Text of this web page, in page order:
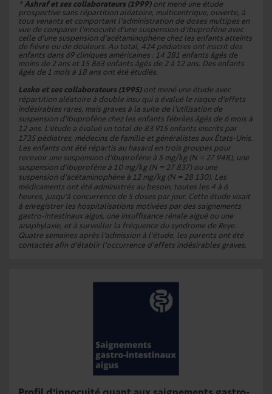
* Ashraf et ses collaborateurs (1999)ont mené une étude
prospective sans répartition aléatoire, multicentrique, ouverte, à
tous venants et comportant l’administration de doses multipes en
vue de comparer l’innocuité d’une suspension d’ibuprofène avec
celle d’une suspension d’acétaminophène chez les enfants atteints
de fièvre ou de douleurs. Au total, 424 pédiatres ont inscrit des
enfants dans 69 cliniques américaines : 14 281 enfants âgés de
moins de 2 ans et 15 863 enfants âgés de 2 à 12 ans. Des enfants
âgés de 1 mois à 18 ans ont été étudiés.
Lesko et ses collaborateurs (1995)ont mené une étude avec
répartition aléatoire à double insu qui a évalué le risque d’effets
indésirables rares, mais graves à la suite de l’utilisation de
suspension d’ibuprofène chez les enfants fébriles âgés de 6 mois à
12 ans. L’étude a évalué un total de 83 915 enfants inscrits par
1735 pédiatres, médecins de famille et généralistes aux États-Unis.
Les enfants ont été répartis au hasard en trois groupes pour
recevoir une suspension d’ibuprofène à 5 mg/kg (N = 27 948), une
suspension d’ibuprofène à 10 mg/kg (N = 27 837) ou une
suspension d’acétaminophène à 12 mg/kg (N = 28 130). Les
médicaments ont été administrés au besoin, toutes les 4 à 6
heures, jusqu’à concurrence de 5 doses par jour. Cette étude visait
à enregistrer les hospitalisations motivées par des saignements
gastro-intestinaux aigus, une insuffisance rénale aiguë ou une
anaphylaxie, et à surveiller la fréquence du syndrome de Reye.
Quatre semaines après l’admission à l’étude, les parents ont été
contactés afin d’établir l’occurrence d’effets indésirables graves.